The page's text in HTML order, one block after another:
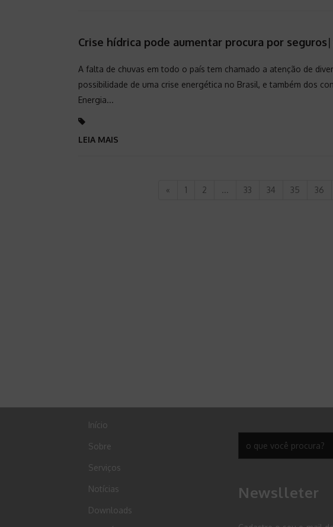
Crise hídrica pode aumentar procura por seguros|
A falta de chuvas em todo o país tem chamado a atenção de
possibilidade de uma crise energética no Brasil, e também dos
Energia...
LEIA MAIS
« 1 2 ... 33 34 35 36
Início
Sobre
Serviços
Notícias
Downloads
Newslleter